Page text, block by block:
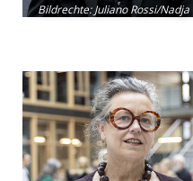
Bildrechte:Juliano Rossi/